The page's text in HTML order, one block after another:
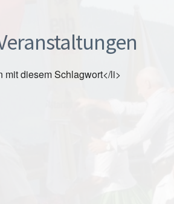
mit diesem Schlagwort</li>